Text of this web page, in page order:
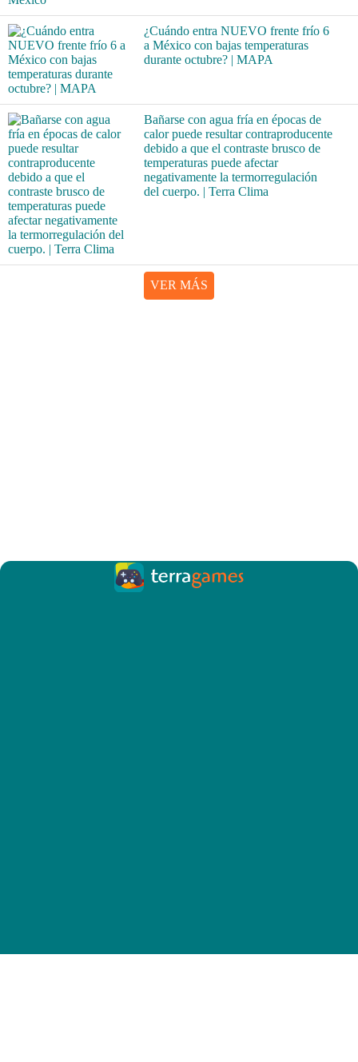
¿Cuándo entra NUEVO frente frío 6
a México con bajas temperaturas
durante octubre? | MAPA
Bañarse con agua fría en épocas de
calor puede resultar contraproducente
debido a que el contraste brusco de
temperaturas puede afectar
negativamente la termorregulación
del cuerpo. | Terra Clima
VER MÁS